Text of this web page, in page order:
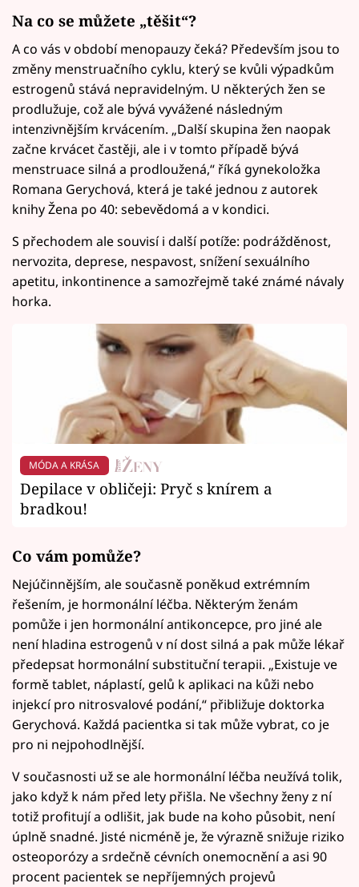
Na co se můžete „těšit“?
A co vás v období menopauzy čeká? Především jsou to
změny menstruačního cyklu, který se kvůli výpadkům
estrogenů stává nepravidelným. U některých žen se
prodlužuje, což ale bývá vyvážené následným
intenzivnějším krvácením. „Další skupina žen naopak
začne krvácet častěji, ale i v tomto případě bývá
menstruace silná a prodloužená,“ říká gynekoložka
Romana Gerychová, která je také jednou z autorek
knihy Žena po 40: sebevědomá a v kondici.
S přechodem ale souvisí i další potíže: podrážděnost,
nervozita, deprese, nespavost, snížení sexuálního
apetitu, inkontinence a samozřejmě také známé návaly
horka.
MÓDA A KRÁSA
Depilace v obličeji: Pryč s knírem a
bradkou!
Co vám pomůže?
Nejúčinnějším, ale současně poněkud extrémním
řešením, je hormonální léčba. Některým ženám
pomůže i jen hormonální antikoncepce, pro jiné ale
není hladina estrogenů v ní dost silná a pak může lékař
předepsat hormonální substituční terapii. „Existuje ve
formě tablet, náplastí, gelů k aplikaci na kůži nebo
injekcí pro nitrosvalové podání,“ přibližuje doktorka
Gerychová. Každá pacientka si tak může vybrat, co je
pro ni nejpohodlnější.
V současnosti už se ale hormonální léčba neužívá tolik,
jako když k nám před lety přišla. Ne všechny ženy z ní
totiž profitují a odlišit, jak bude na koho působit, není
úplně snadné. Jisté nicméně je, že výrazně snižuje riziko
osteoporózy a srdečně cévních onemocnění a asi 90
procent pacientek se nepříjemných projevů